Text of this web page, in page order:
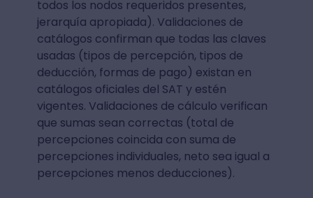
todos los nodos requeridos presentes,
jerarquía apropiada). Validaciones de
catálogos confirman que todas las claves
usadas (tipos de percepción, tipos de
deducción, formas de pago) existan en
catálogos oficiales del SAT y estén
vigentes. Validaciones de cálculo verifican
que sumas sean correctas (total de
percepciones coincida con suma de
percepciones individuales, neto sea igual a
percepciones menos deducciones).